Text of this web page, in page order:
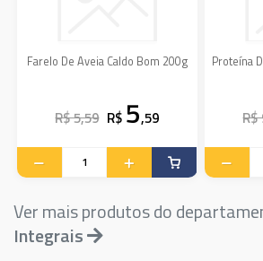
Farelo De Aveia Caldo Bom 200g
R$ 5,59 R$ 5,59
Proteína
R$
Ver mais produtos do
Integrais